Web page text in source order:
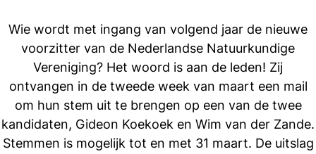
Wie wordt met ingang van volgend jaar de nieuwe
voorzitter van de Nederlandse Natuurkundige
Vereniging? Het woord is aan de leden! Zij
ontvangen in de tweede week van maart een mail
om hun stem uit te brengen op een van de twee
kandidaten, Gideon Koekoek en Wim van der Zande.
Stemmen is mogelijk tot en met 31 maart. De uitslag